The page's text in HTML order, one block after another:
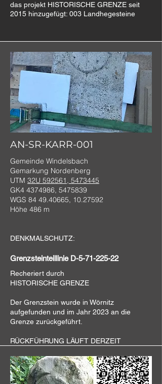
das projekt HISTORISCHE GRENZE seit
2015 hinzugefügt: 003 Landhegesteine
AN-SR-KARR-001
Gemeinde Windelsbach
Gemarkung Nordenberg
UTM 32U 592561, 5473445
GK4 4374986, 5475839
WGS 84 49.40665, 10.27592
Höhe 486 m
DENKMALSCHUTZ:
Grenzsteinteillinie D-5-71-225-22
Recheriert durch
HISTORISCHE GRENZE
Der Grenzstein wurde in Wörnitz
aufgefunden und im Jahr 2023 an die
Grenze zurückgeführt.
RÜCKFÜHRUNG LÄUFT DERZEIT